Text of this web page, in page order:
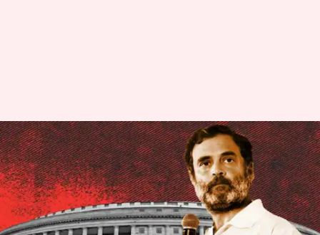
కేంద్రం ఆరోపణలపై స్పందించడానికి
అనుమతి ఇవ్వండి; స్పీకర్‌కు
రాహుల్ గాంధీ లేఖ
వ్రాసిన వారు Stalin Mar 21, 2023 04:34 pm